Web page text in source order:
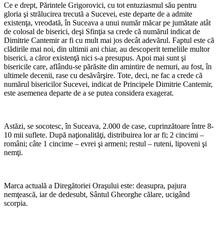
Ce e drept, Părintele Grigorovici, cu tot entuziasmul său pentru
gloria şi strălucirea trecută a Sucevei, este departe de a admite
existenţa, vreodată, în Suceava a unui număr măcar pe jumătate atât
de colosal de biserici, deşi Sfinţia sa crede că numărul indicat de
Dimitrie Cantemir ar fi cu mult mai jos decât adevărul. Faptul este că
clădirile mai noi, din ultimii ani chiar, au descoperit temeliile multor
biserici, a căror existenţă nici s-a presupus. Apoi mai sunt şi
bisericile care, aflându-se părăsite din amintire de nemuri, au fost, în
ultimele decenii, rase cu desăvârşire. Tote, deci, ne fac a crede că
numărul bisericilor Sucevei, indicat de Principele Dimitrie Cantemir,
este asemenea departe de a se putea considera exagerat.
Astăzi, se socotesc, în Suceava, 2.000 de case, cuprinzătoare între 8-
10 mii suflete. După naţionalităţi, distribuirea lor ar fi; 2 cincimi –
români; câte 1 cincime – evrei şi armeni; restul – ruteni, lipoveni şi
nemţi.
Marca actuală a Diregătoriei Oraşului este: deasupra, pajura
nemţească, iar de dedesubt, Sântul Gheorghe călare, ucigând
scorpia.